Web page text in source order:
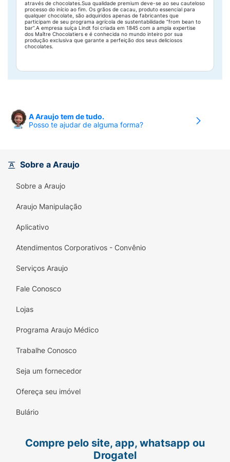
através de chocolates.Sua qualidade premium deve-se ao seu cauteloso
processo do início ao fim. Os grãos de cacau, produto essencial para
qualquer chocolate, são adquiridos apenas de fabricantes que
participam de seu programa agrícola de sustentabilidade “from bean to
bar”.A empresa suíça Lindt foi criada em 1845 com a ampla expertise
dos Maître Chocolatiers e é conhecida no mundo inteiro por sua
produção exclusiva que garante a perfeição dos seus deliciosos
chocolates.
A Araujo tem de tudo.
Posso te ajudar de alguma forma?
Sobre a Araujo
Sobre a Araujo
Araujo Manipulação
Aplicativo
Atendimentos Corporativos - Convênio
Serviços Araujo
Fale Conosco
Lojas
Programa Araujo Médico
Trabalhe Conosco
Seja um fornecedor
Ofereça seu imóvel
Bulário
Compre pelo site, app, whatsapp ou
Drogatel